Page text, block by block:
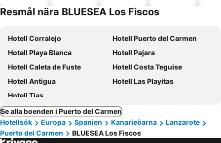
Resmål nära BLUESEA Los Fiscos
Hotell Corralejo
Hotell Puerto del Carmen
Hotell Playa Blanca
Hotell Pajara
Hotell Caleta de Fuste
Hotell Costa Teguise
Hotell Antigua
Hotell Las Playitas
Hotell Tías
Se alla boenden i Puerto del Carmen
Hotellsök
Europa Spanien Kanarieöarna
Lanzarote
Puerto del Carmen
BLUESEA Los Fiscos